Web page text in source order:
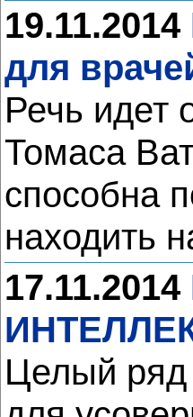
19.11.2014
для
Речь идет
Томаса
способна
находить
17.11.2014
Целый ряд